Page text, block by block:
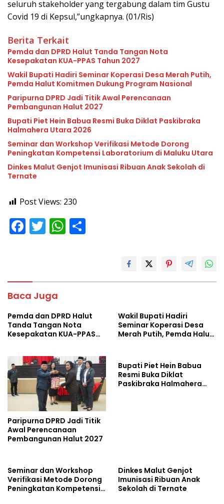
seluruh stakeholder yang tergabung dalam tim Gustu
Covid 19 di Kepsul,”ungkapnya. (01/Ris)
Berita Terkait
Pemda dan DPRD Halut Tanda Tangan Nota
Kesepakatan KUA-PPAS Tahun 2027
Wakil Bupati Hadiri Seminar Koperasi Desa Merah Putih,
Pemda Halut Komitmen Dukung Program Nasional
Paripurna DPRD Jadi Titik Awal Perencanaan
Pembangunan Halut 2027
Bupati Piet Hein Babua Resmi Buka Diklat Paskibraka
Halmahera Utara 2026
Seminar dan Workshop Verifikasi Metode Dorong
Peningkatan Kompetensi Laboratorium di Maluku Utara
Dinkes Malut Genjot Imunisasi Ribuan Anak Sekolah di
Ternate
Post Views: 230
F
o
o
k
T W
p
Baca Juga
Pemda dan DPRD Halut
Tanda Tangan Nota
Kesepakatan KUA-PPAS
Wakil Bupati Hadiri
Seminar Koperasi Desa
Merah Putih, Pemda Halut
Paripurna DPRD Jadi Titik
Awal Perencanaan
Pembangunan Halut 2027
Bupati Piet Hein Babua
Resmi Buka Diklat
Paskibraka Halmahera
Seminar dan Workshop
Verifikasi Metode Dorong
Peningkatan Kompetensi
Dinkes Malut Genjot
Imunisasi Ribuan Anak
Sekolah di Ternate